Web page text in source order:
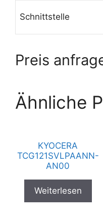
Schnittstelle
Preis
Ähnliche
KYOCERA
TCG121SVLPAANN-
AN00
Weiterlesen